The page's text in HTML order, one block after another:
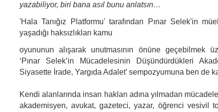
yazabiliyor, biri bana asıl bunu anlatsın…
'Hala Tanığız Platformu' tarafından Pınar Selek'in
yaşadığı haksızlıkları kamu
oyununun alışarak unutmasının önüne geçebilmek
‘Pınar Selek’in Mücadelesinin Düşündürdükleri
Siyasette İrade, Yargıda Adalet’ sempozyumuna ben de
Kendi alanlarında insan hakları adına yılmadan
akademisyen, avukat, gazeteci, yazar, öğrenci vesivil